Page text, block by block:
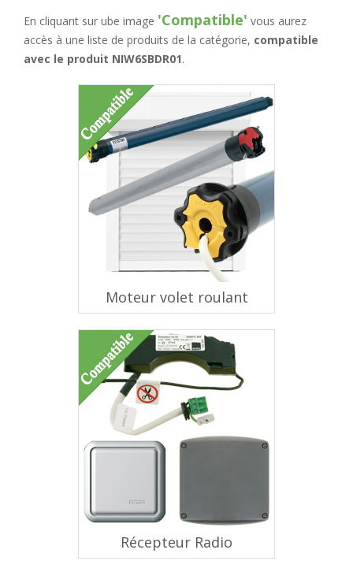
En cliquant sur ube image 'Compatible' vous aurez
accès à une liste de produits de la catégorie, compatible
avec le produit NIW6SBDR01.
Moteur volet roulant
Récepteur Radio